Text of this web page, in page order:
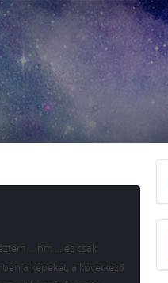
… hm … ez csak
a képeket, a következő